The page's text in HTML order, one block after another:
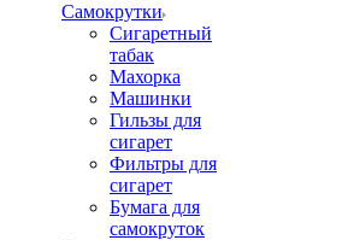
Самокрутки
Сигаретный
табак
Махорка
Машинки
Гильзы для
сигарет
Фильтры для
сигарет
Бумага для
самокруток